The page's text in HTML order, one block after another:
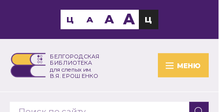
БЕЛГОРОДСКАЯ
БИБЛИОТЕКА
для слепых им.
В.Я. ЕРОШЕНКО
МЕНЮ
Ц A A A Ц